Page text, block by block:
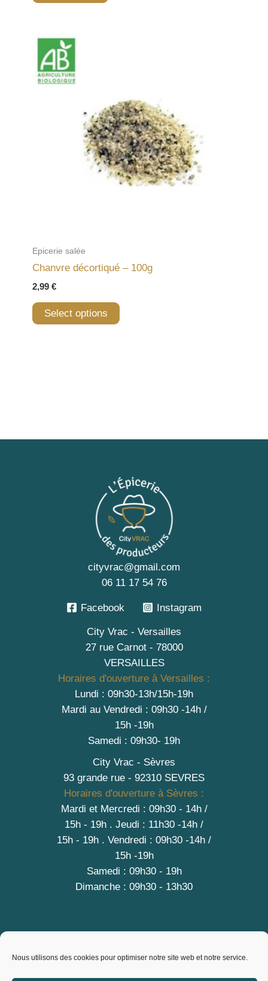
Nous utilisons des cookies pour optimiser notre site web et notre service.
Epicerie salée
Chanvre décortiqué – 100g
2,99 €
Select options
cityvrac@gmail.com
06 11 17 54 76
Facebook Instagram
City Vrac - Versailles
27 rue Carnot - 78000
VERSAILLES
Horaires d'ouverture à Versailles :
Lundi : 09h30-13h/15h-19h
Mardi au Vendredi : 09h30 -14h /
15h -19h
Samedi : 09h30- 19h
City Vrac - Sèvres
93 grande rue - 92310 SEVRES
Horaires d'ouverture à Sèvres :
Mardi et Mercredi : 09h30 - 14h /
15h - 19h . Jeudi : 11h30 -14h /
15h - 19h . Vendredi : 09h30 -14h /
15h -19h
Samedi : 09h30 - 19h
Dimanche : 09h30 - 13h30
A PROPOS